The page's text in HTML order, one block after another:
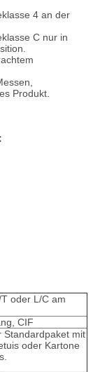
4 an der
C nur in
Produkt.
oder L/C am
CIF
Standardpaket mit
oder Kartone